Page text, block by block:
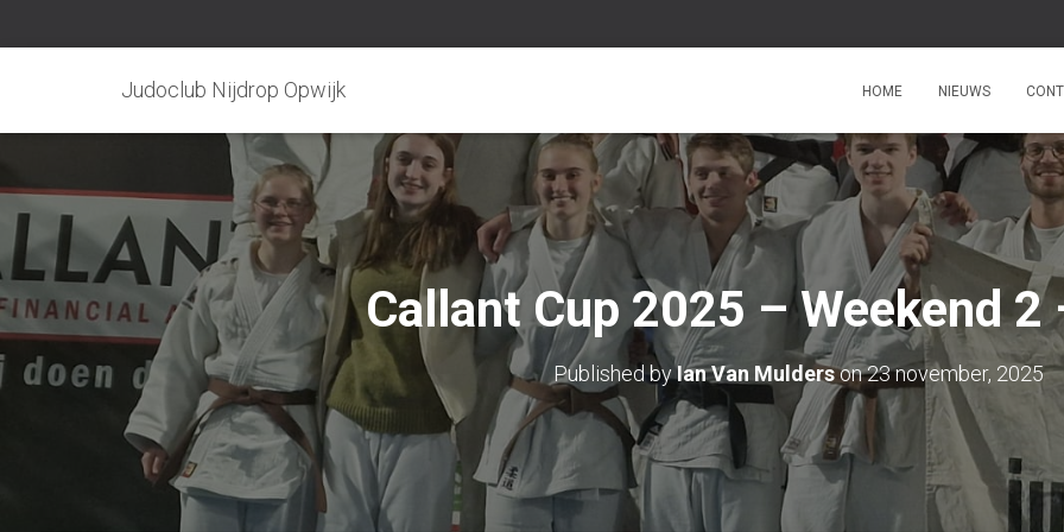
Judoclub Nijdrop Opwijk HOME NIEUWS
Callant Cup 2025 – Weekend 2
Published byIan Van Mulderson23 november, 2025